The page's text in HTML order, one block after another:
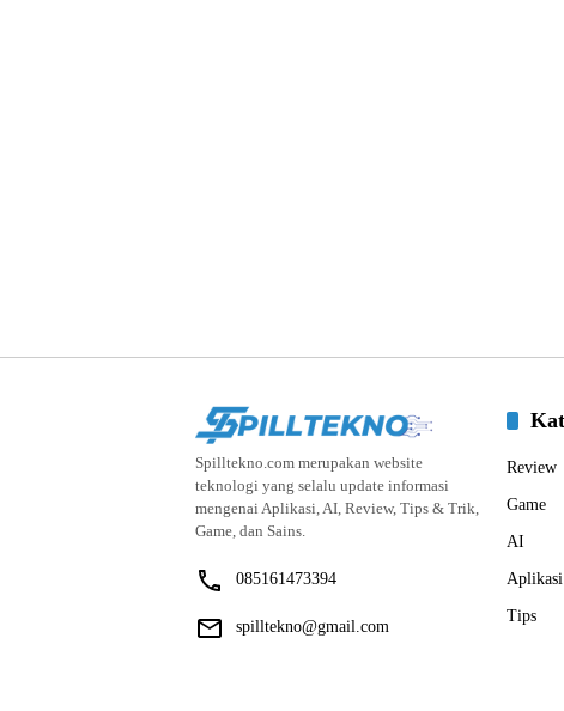
Spilltekno.com merupakan website
teknologi yang selalu update informasi
mengenai Aplikasi, AI, Review, Tips & Trik,
Game, dan Sains.
085161473394
spilltekno@gmail.com
Review
Game
AI
Aplikasi
Tips